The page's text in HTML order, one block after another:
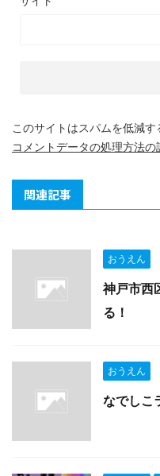
このサイトはスパムを低減
コメントデータの処理方法
関連記事
おうえん
神戸市
る！
おうえん
なでしこ